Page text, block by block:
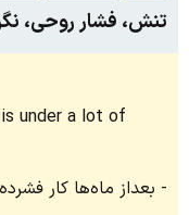
تنش، فشار روحی،
under a lot of
بعداز ماه‌ها کار